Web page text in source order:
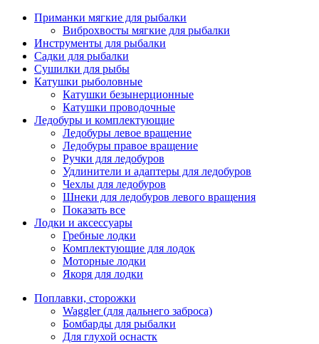
Приманки мягкие для рыбалки
Виброхвосты мягкие для рыбалки
Инструменты для рыбалки
Садки для рыбалки
Сушилки для рыбы
Катушки рыболовные
Катушки безынерционные
Катушки проводочные
Ледобуры и комплектующие
Ледобуры левое вращение
Ледобуры правое вращение
Ручки для ледобуров
Удлинители и адаптеры для ледобуров
Чехлы для ледобуров
Шнеки для ледобуров левого вращения
Показать все
Лодки и аксессуары
Гребные лодки
Комплектующие для лодок
Моторные лодки
Якоря для лодки
Поплавки, сторожки
Waggler (для дальнего заброса)
Бомбарды для рыбалки
Для глухой оснастк